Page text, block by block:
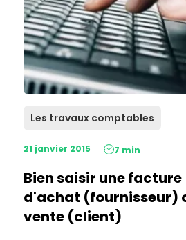
Les travaux comptables
21 janvier 2015 7 min
Bien saisir une facture
d'achat (fournisseur)
vente (client)